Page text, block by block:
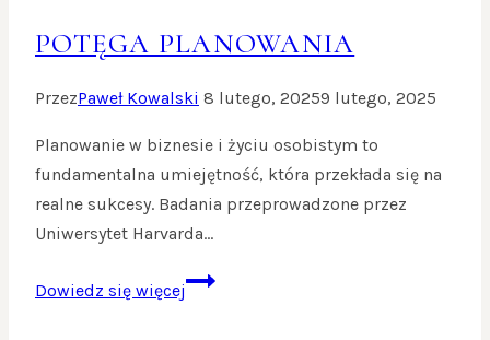
POTĘGA PLANOWANIA
PrzezPaweł Kowalski 8 lutego, 20259 lutego, 2025
Planowanie w biznesie i życiu osobistym to
fundamentalna umiejętność, która przekłada się na
realne sukcesy. Badania przeprowadzone przez
Uniwersytet Harvarda…
Dowiedz się więcej
Potęga